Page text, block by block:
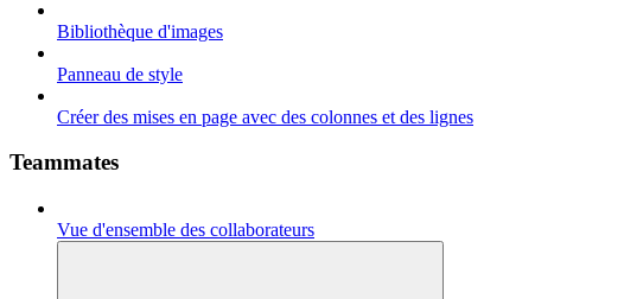
Bibliothèque d'images
Panneau de style
Créer des mises en page avec des colonnes et des lignes
Teammates
Vue d'ensemble des collaborateurs